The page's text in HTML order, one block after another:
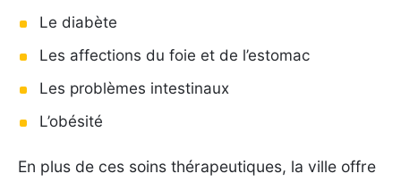
Le diabète
Les affections du foie et de l’estomac
Les problèmes intestinaux
L’obésité
En plus de ces soins thérapeutiques, la ville offre